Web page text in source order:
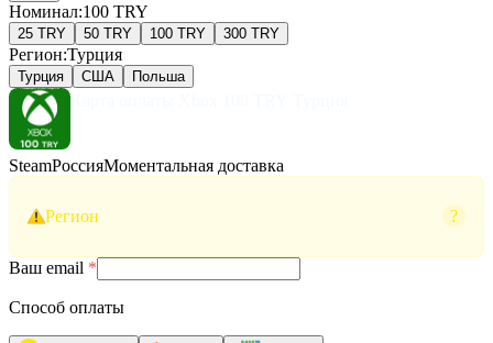
Номинал:100 TRY
25 TRY 50 TRY 100 TRY 300 TRY
Регион:Турция
Турция США Польша
SteamРоссияМоментальная доставка
Регион ?
Ваш email *
Способ оплаты